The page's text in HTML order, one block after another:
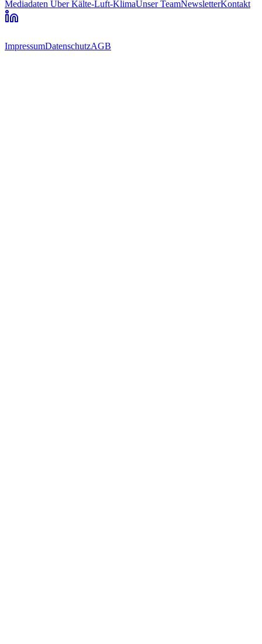
Mediadaten Über Kälte-Luft-KlimaUnser TeamNewsletterKontakt
ImpressumDatenschutzAGB